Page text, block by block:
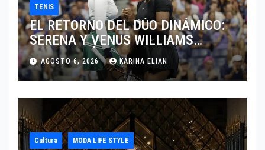
TENIS
EL RETORNO DEL DÚO DINÁMICO:
SERENA Y VENUS WILLIAMS
DISPUTARÁN LOS DOBLES EN
CINCINNATI 2026
AGOSTO 6, 2026 KARINA ELIAN
Cultura MODA LIFE STYLE